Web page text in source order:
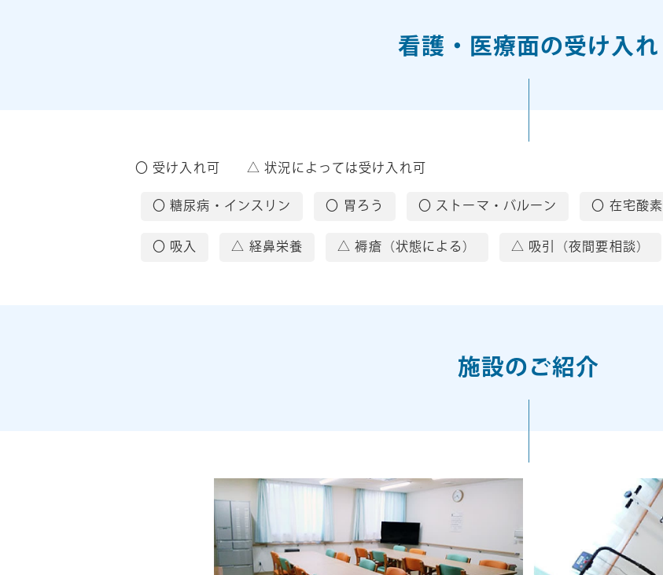
看護・医療面の受け入れ
〇 受け入れ可 △ 状況によっては受け入れ可
〇 糖尿病・インスリン 〇 胃ろう 〇 ストーマ・バルーン 〇 在宅酸素
〇 吸入 △ 経鼻栄養 △ 褥瘡（状態による） △ 吸引（夜間要相談）
施設のご紹介